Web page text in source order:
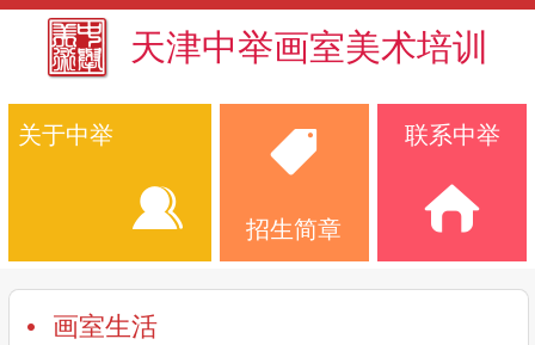
天津中举画室美术培训
关于中举
招生简章
联系中举
画室生活